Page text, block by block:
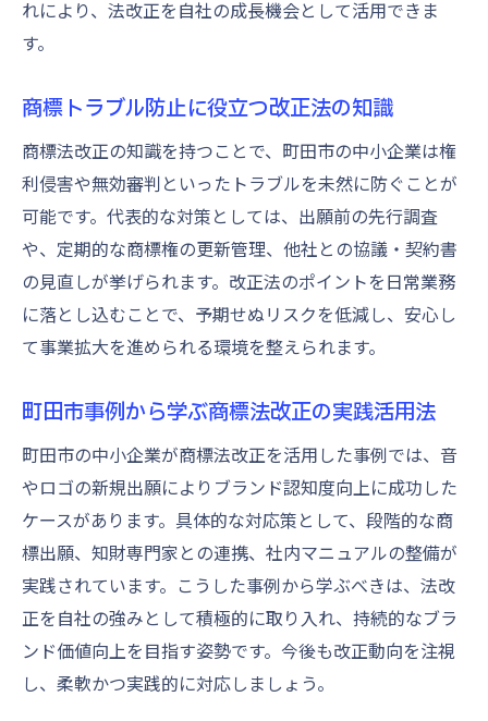
商標登録手続きの流れと実務上の注意点
町田市中小企業向け知財戦略の立て方
商標法改正後の知財管理と実践ポイント
知財セミナーで学ぶ実務のコツと工夫
商標を活用したブランド価値向上の方法
中小企業が知っておくべき商標の最新知見
れにより、法改正を自社の成長機会として活用できま
す。
商標トラブル防止に役立つ改正法の知識
商標法改正の知識を持つことで、町田市の中小企業は権
利侵害や無効審判といったトラブルを未然に防ぐことが
可能です。代表的な対策としては、出願前の先行調査
や、定期的な商標権の更新管理、他社との協議・契約書
の見直しが挙げられます。改正法のポイントを日常業務
に落とし込むことで、予期せぬリスクを低減し、安心し
て事業拡大を進められる環境を整えられます。
町田市事例から学ぶ商標法改正の実践活用法
町田市の中小企業が商標法改正を活用した事例では、音
やロゴの新規出願によりブランド認知度向上に成功した
ケースがあります。具体的な対応策として、段階的な商
標出願、知財専門家との連携、社内マニュアルの整備が
実践されています。こうした事例から学ぶべきは、法改
正を自社の強みとして積極的に取り入れ、持続的なブラ
ンド価値向上を目指す姿勢です。今後も改正動向を注視
し、柔軟かつ実践的に対応しましょう。